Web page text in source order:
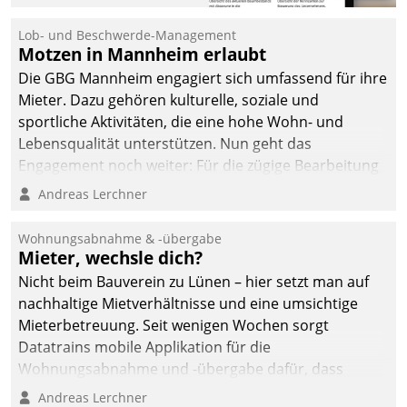
Ressort Kapitalanlage für
künftige Aufgaben und
Herausforderungen
gerüstet.
Lob- und Beschwerde-Management
Motzen in Mannheim erlaubt
Die GBG Mannheim engagiert sich umfassend für ihre
Mieter. Dazu gehören kulturelle, soziale und
sportliche Aktivitäten, die eine hohe Wohn- und
Lebensqualität unterstützen. Nun geht das
Engagement noch weiter: Für die zügige Bearbeitung
von Beschwerden – oder Lob – richtet das
und Beschwerde-Management einen eigenen Kanal
ein.
Andreas Lerchner
Wohnungsabnahme & -übergabe
Mieter, wechsle dich?
Nicht beim Bauverein zu Lünen – hier setzt man auf
nachhaltige Mietverhältnisse und eine umsichtige
Mieterbetreuung. Seit wenigen Wochen sorgt
Datatrains mobile Applikation für die
Wohnungsabnahme und -übergabe dafür, dass
Mieter wohlgeordnet kommen und, so es sein muss,
Andreas Lerchner